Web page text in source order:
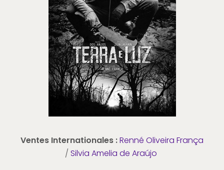
Ventes Internationales :Renné Oliveira França
/ Silvia Amelia de Araújo